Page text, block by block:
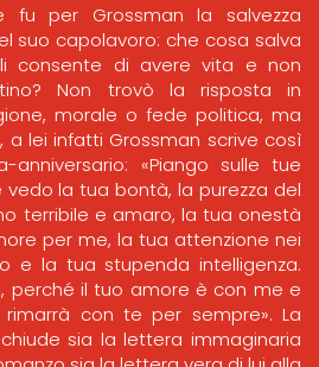
fu per Grossman la salvezza
suo capolavoro: che cosa salva
consente di avere vita e non
Non trovò la risposta in
morale o fede politica, ma
a lei infatti Grossman scrive così
anniversario: «Piango sulle tue
la tua bontà, la purezza del
terribile e amaro, la tua onestà
per me, la tua attenzione nei
e la tua stupenda intelligenza.
perché il tuo amore è con me e
con te per sempre». La
sia la lettera immaginaria